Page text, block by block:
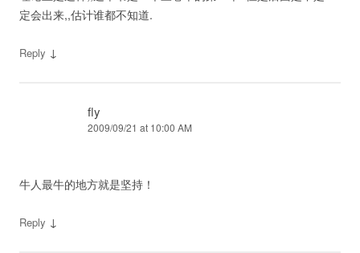
定会出来,,估计谁都不知道.
Reply ↓
fly
2009/09/21 at 10:00 AM
牛人最牛的地方就是坚持！
Reply ↓